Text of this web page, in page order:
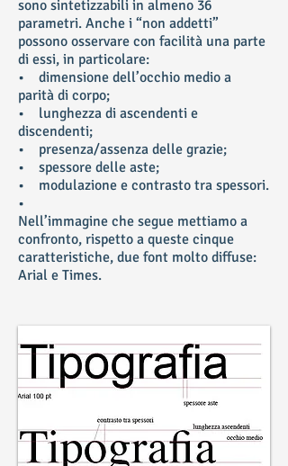
sono sintetizzabili in almeno 36
parametri. Anche i “non addetti”
possono osservare con facilità una parte
di essi, in particolare:
• dimensione dell’occhio medio a
parità di corpo;
• lunghezza di ascendenti e
discendenti;
• presenza/assenza delle grazie;
• spessore delle aste;
• modulazione e contrasto tra spessori.
•
Nell’immagine che segue mettiamo a
confronto, rispetto a queste cinque
caratteristiche, due font molto diffuse:
Arial e Times.